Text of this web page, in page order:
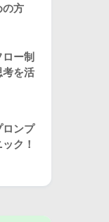
の方
ー制
考を活
ロンプ
ク！